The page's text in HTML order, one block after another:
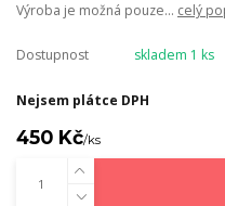
Výroba je možná pouze... celý
Dostupnost skladem 1 ks
Nejsem plátce DPH
450 Kč/ks